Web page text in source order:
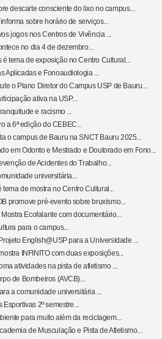
descarte consciente do lixo no campus...
sobre horário de serviços...
jogos nos Centros de Vivência ...
no dia 4 de dezembro...
tema de exposição no Centro Cultural...
Aplicadas e Fonoaudiologia ...
o Plano Diretor do Campus USP de Bauru...
ativa na USP...
e racismo ...
a 6ª edição do CEBEC...
o campus de Bauru na SNCT Bauru 2025...
em Odonto e Mestrado e Doutorado em Fono...
de Acidentes do Trabalho...
universitária...
tema de mostra no Centro Cultural...
promove pré-evento sobre bruxismo...
Ecofalante com documentário...
para o campus...
English@USP para a Universidade ...
INFINITO com duas exposições...
atividades na pista de atletismo ...
de Bombeiros (AVCB)...
a comunidade universitária ...
2º semestre...
para muito além da reciclagem...
de Musculação e Pista de Atletismo...